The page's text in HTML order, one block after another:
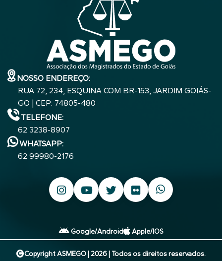
NOSSO ENDEREÇO:
RUA 72, 234, ESQUINA COM BR-153, JARDIM GOIÁS-
GO | CEP: 74805-480
TELEFONE:
62 3238-8907
WHATSAPP:
62 99980-2176
Google/Android Apple/IOS
Copyright ASMEGO | 2026 | Todos os direitos reservados.